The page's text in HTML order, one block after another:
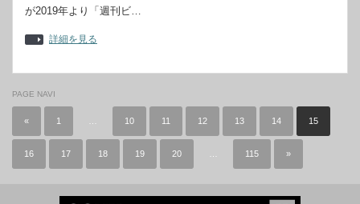
が2019年より「週刊ビ…
詳細を見る
PAGE NAVI
« 1 10 11 12 13 14 15
16 17 18 19 20 115 »